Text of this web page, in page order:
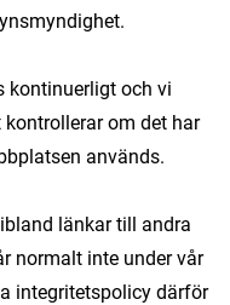
kontinuerligt och vi
om det har
används.
länkar till andra
normalt inte under vår
integritetspolicy därför